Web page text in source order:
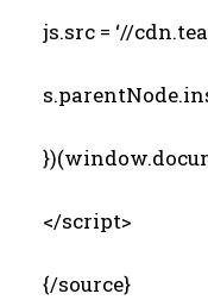
js.src = ‘//
</script>
{/source}